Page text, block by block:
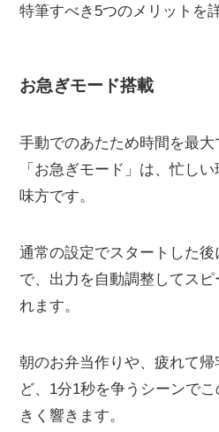
特筆すべき5つのメリットを
お急ぎモード搭載
手動でのあたため時間を最
「お急ぎモード」は、忙し
味方です。
通常の設定でスタートした
で、出力を自動調整してスピ
れます。
朝のお弁当作りや、疲れて
ど、1分1秒を争うシーンで
きく響きます。